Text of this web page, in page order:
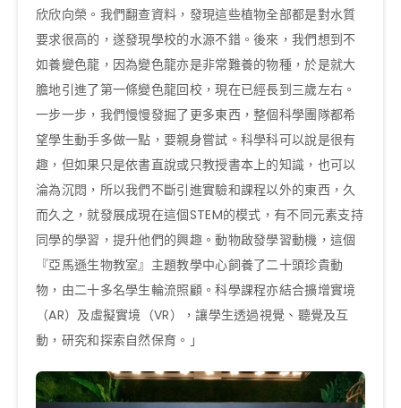
欣欣向榮。我們翻查資料，發現這些植物全部都是對水質
要求很高的，遂發現學校的水源不錯。後來，我們想到不
如養變色龍，因為變色龍亦是非常難養的物種，於是就大
膽地引進了第一條變色龍回校，現在已經長到三歲左右。
一步一步，我們慢慢發掘了更多東西，整個科學團隊都希
望學生動手多做一點，要親身嘗試。科學科可以說是很有
趣，但如果只是依書直說或只教授書本上的知識，也可以
淪為沉悶，所以我們不斷引進實驗和課程以外的東西，久
而久之，就發展成現在這個STEM的模式，有不同元素支持
同學的學習，提升他們的興趣。動物啟發學習動機，這個
『亞馬遜生物教室』主題教學中心飼養了二十頭珍貴動
物，由二十多名學生輪流照顧。科學課程亦結合擴增實境
（AR）及虛擬實境（VR），讓學生透過視覺、聽覺及互
動，研究和探索自然保育。」